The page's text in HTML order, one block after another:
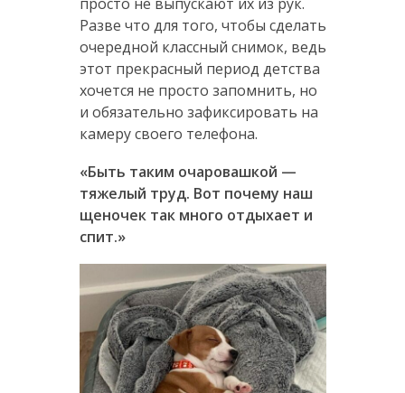
просто не выпускают их из рук.
Разве что для того, чтобы сделать
очередной классный снимок, ведь
этот прекрасный период детства
хочется не просто запомнить, но
и обязательно зафиксировать на
камеру своего телефона.
«Быть таким очаровашкой —
тяжелый труд. Вот почему наш
щеночек так много отдыхает и
спит.»